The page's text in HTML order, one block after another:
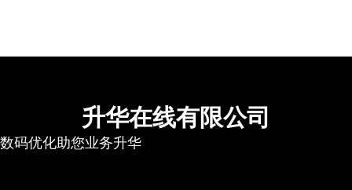
升华在线有限公司
数码优化助您业务升华